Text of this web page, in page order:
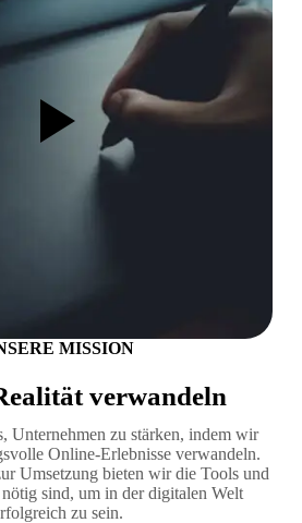
MISSION
verwandeln
Unternehmen zu stärken, indem wir
Online-Erlebnisse verwandeln.
Umsetzung bieten wir die Tools und
sind, um in der digitalen Welt
zu sein.